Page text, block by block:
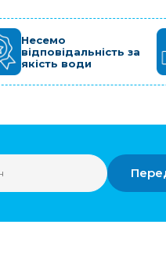
Несемо
відповідальність за
якість води